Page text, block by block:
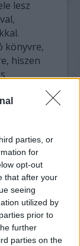
parties, or
for
opt-out
that after your
seeing
utilized by
prior to
further
parties on the
lesz
könyvre,
hiszen
el
volt), 82